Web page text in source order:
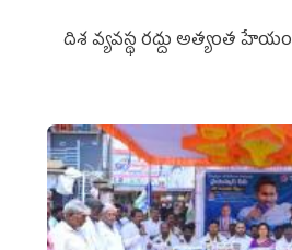
దిశ వ్యవస్థ రద్దు అత్యంత హేయం